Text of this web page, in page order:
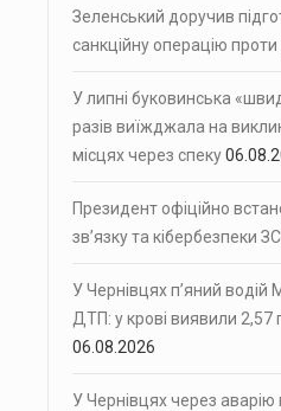
Зеленський доручив
санкційну операцію
У липні буковинська
разів виїжджала на
місцях через спеку
Президент офіційно
зв’язку та кібербезпеки
У Чернівцях п’яний водій
ДТП: у крові виявили 2,57
06.08.2026
У Чернівцях через аварію